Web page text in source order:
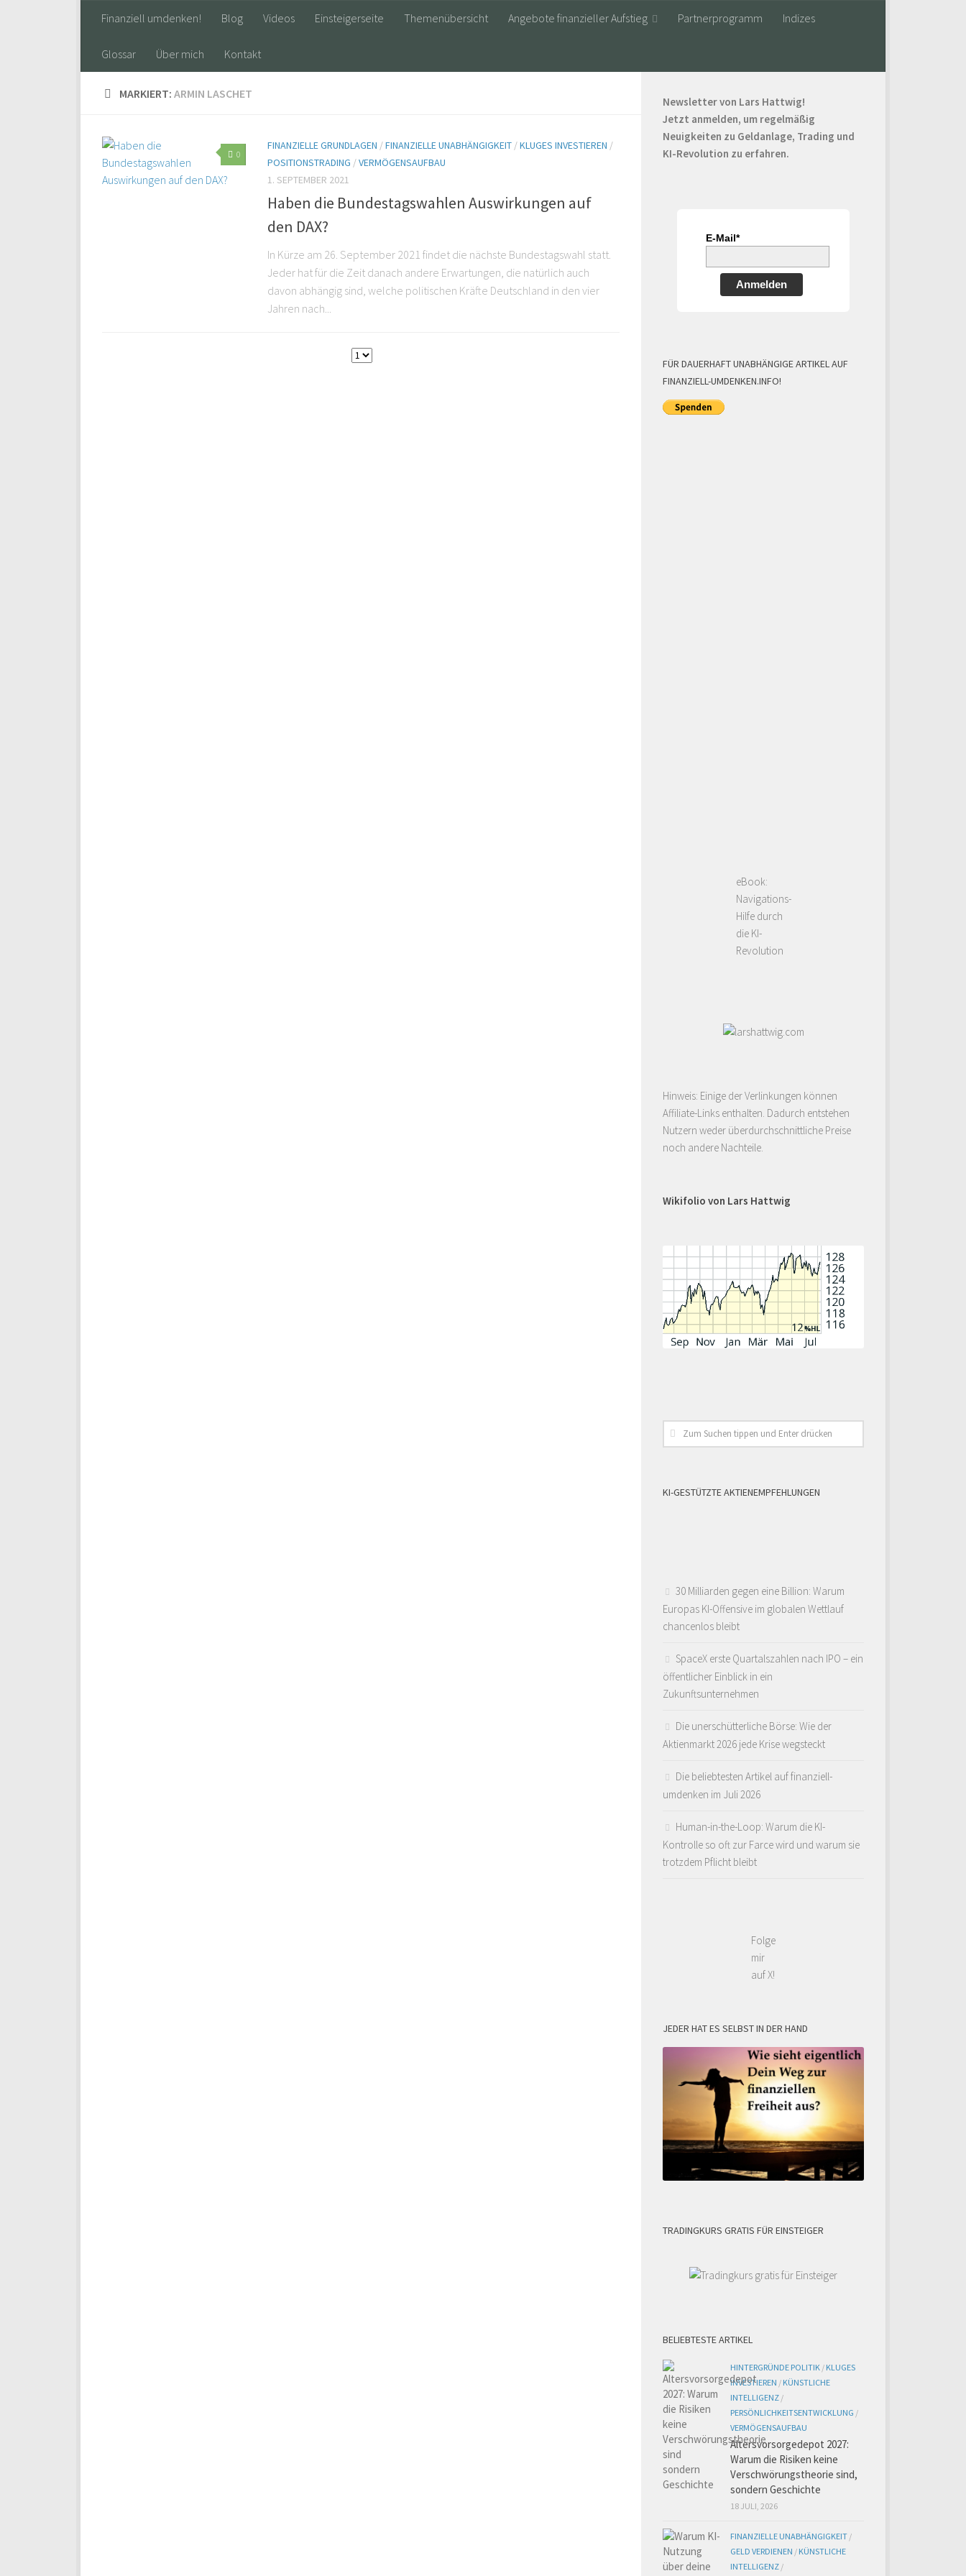
Finanziell umdenken! Blog Videos Einsteigerseite Themenübersicht Angebote finanzieller Aufstieg Partnerprogramm Indizes
Glossar Über mich Kontakt
MARKIERT: ARMIN LASCHET
0
FINANZIELLE GRUNDLAGEN /FINANZIELLE UNABHÄNGIGKEIT /KLUGES INVESTIEREN /
POSITIONSTRADING /VERMÖGENSAUFBAU
1. SEPTEMBER 2021
Haben die Bundestagswahlen Auswirkungen auf
den DAX?
In Kürze am 26. September 2021 findet die nächste Bundestagswahl statt.
Jeder hat für die Zeit danach andere Erwartungen, die natürlich auch
davon abhängig sind, welche politischen Kräfte Deutschland in den vier
Jahren nach...
Newsletter von Lars Hattwig!
Jetzt anmelden, um regelmäßig
Neuigkeiten zu Geldanlage, Trading und
KI-Revolution zu erfahren.
E-Mail*
Anmelden
FÜR DAUERHAFT UNABHÄNGIGE ARTIKEL AUF
FINANZIELL-UMDENKEN.INFO!
eBook:
Navigations-
Hilfe durch
die KI-
Revolution
Hinweis: Einige der Verlinkungen können
Affiliate-Links enthalten. Dadurch entstehen
Nutzern weder überdurchschnittliche Preise
noch andere Nachteile.
Wikifolio von Lars Hattwig
KI-GESTÜTZTE AKTIENEMPFEHLUNGEN
30 Milliarden gegen eine Billion: Warum
Europas KI-Offensive im globalen Wettlauf
chancenlos bleibt
SpaceX erste Quartalszahlen nach IPO – ein
öffentlicher Einblick in ein
Zukunftsunternehmen
Die unerschütterliche Börse: Wie der
Aktienmarkt 2026 jede Krise wegsteckt
Die beliebtesten Artikel auf finanziell-
umdenken im Juli 2026
Human-in-the-Loop: Warum die KI-
Kontrolle so oft zur Farce wird und warum sie
trotzdem Pflicht bleibt
Folge
mir
auf X!
JEDER HAT ES SELBST IN DER HAND
TRADINGKURS GRATIS FÜR EINSTEIGER
BELIEBTESTE ARTIKEL
HINTERGRÜNDE POLITIK / KLUGES
INVESTIEREN / KÜNSTLICHE
INTELLIGENZ /
PERSÖNLICHKEITSENTWICKLUNG /
VERMÖGENSAUFBAU
Altersvorsorgedepot 2027:
Warum die Risiken keine
Verschwörungstheorie sind,
sondern Geschichte
18 JULI, 2026
FINANZIELLE UNABHÄNGIGKEIT /
GELD VERDIENEN / KÜNSTLICHE
INTELLIGENZ /